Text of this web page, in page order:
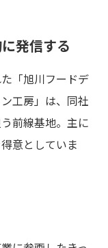
発信する
「旭川フードデ
工房」は、同社
前線基地。主に
意としていま